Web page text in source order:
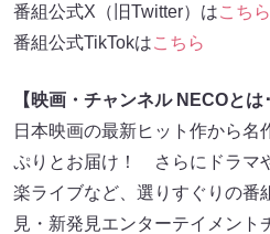
番組公式X（旧Twitter）はこちら
番組公式TikTokはこちら
【映画・チャンネル NECOとは･
日本映画の最新ヒット作から名
ぷりとお届け！ さらにドラマ
楽ライブなど、選りすぐりの番
見・新発見エンターテイメント